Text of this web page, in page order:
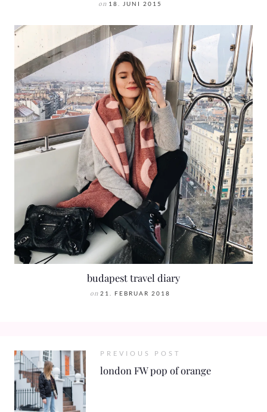
on 18. JUNI 2015
budapest travel diary
on 21. FEBRUAR 2018
PREVIOUS POST
london FW pop of orange